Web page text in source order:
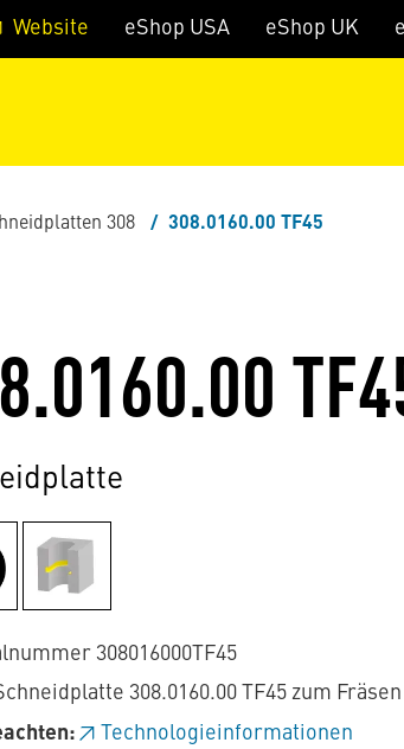
zum Hauptmenu Springe zur Suche
Website eShop USA eShop UK
308 308.0160.00 TF45
308016000TF45
308.0160.00 TF45 zum Fräsen
Technologieinformationen